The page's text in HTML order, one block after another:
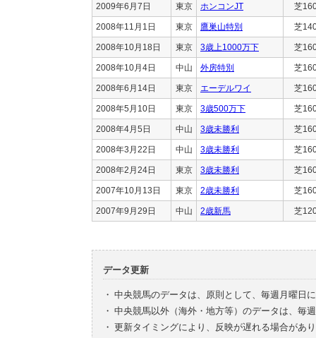
2009年6月7日 東京 ホンコンJT 芝
2008年11月1日 東京 鷹巣山特別 芝
2008年10月18日 東京 3歳上1000万下 芝
2008年10月4日 中山 外房特別 芝
2008年6月14日 東京 エーデルワイ 芝
2008年5月10日 東京 3歳500万下 芝
2008年4月5日 中山 3歳未勝利 芝
2008年3月22日 中山 3歳未勝利 芝
2008年2月24日 東京 3歳未勝利 芝
2007年10月13日 東京 2歳未勝利 芝
2007年9月29日 中山 2歳新馬 芝
データ更新
・ 中央競馬のデータは、原則として、毎週月曜日
・ 中央競馬以外（海外・地方等）のデータは、毎
・ 更新タイミングにより、反映が遅れる場合があ